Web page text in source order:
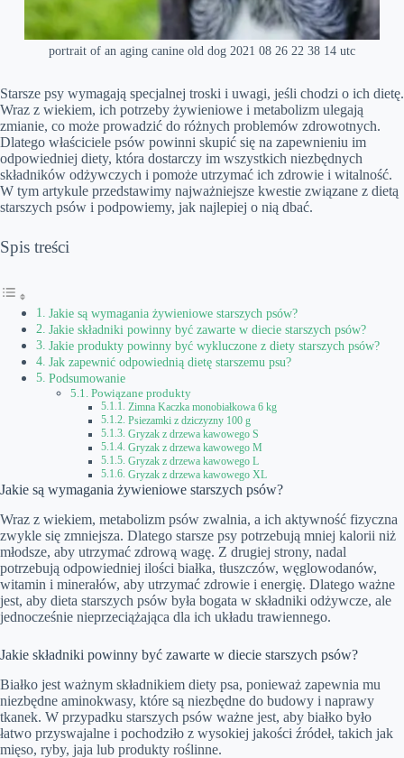
portrait of an aging canine old dog 2021 08 26 22 38 14 utc
Starsze psy wymagają specjalnej troski i uwagi, jeśli chodzi o ich dietę.
Wraz z wiekiem, ich potrzeby żywieniowe i metabolizm ulegają
zmianie, co może prowadzić do różnych problemów zdrowotnych.
Dlatego właściciele psów powinni skupić się na zapewnieniu im
odpowiedniej diety, która dostarczy im wszystkich niezbędnych
składników odżywczych i pomoże utrzymać ich zdrowie i witalność.
W tym artykule przedstawimy najważniejsze kwestie związane z dietą
starszych psów i podpowiemy, jak najlepiej o nią dbać.
Spis treści
Jakie są wymagania żywieniowe starszych psów?
Jakie składniki powinny być zawarte w diecie starszych psów?
Jakie produkty powinny być wykluczone z diety starszych psów?
Jak zapewnić odpowiednią dietę starszemu psu?
Podsumowanie
Powiązane produkty
Zimna Kaczka monobiałkowa 6 kg
Psiezamki z dziczyzny 100 g
Gryzak z drzewa kawowego S
Gryzak z drzewa kawowego M
Gryzak z drzewa kawowego L
Gryzak z drzewa kawowego XL
Jakie są wymagania żywieniowe starszych psów?
Wraz z wiekiem, metabolizm psów zwalnia, a ich aktywność fizyczna
zwykle się zmniejsza. Dlatego starsze psy potrzebują mniej kalorii niż
młodsze, aby utrzymać zdrową wagę. Z drugiej strony, nadal
potrzebują odpowiedniej ilości białka, tłuszczów, węglowodanów,
witamin i minerałów, aby utrzymać zdrowie i energię. Dlatego ważne
jest, aby dieta starszych psów była bogata w składniki odżywcze, ale
jednocześnie nieprzeciążająca dla ich układu trawiennego.
Jakie składniki powinny być zawarte w diecie starszych psów?
Białko jest ważnym składnikiem diety psa, ponieważ zapewnia mu
niezbędne aminokwasy, które są niezbędne do budowy i naprawy
tkanek. W przypadku starszych psów ważne jest, aby białko było
łatwo przyswajalne i pochodziło z wysokiej jakości źródeł, takich jak
mięso, ryby, jaja lub produkty roślinne.